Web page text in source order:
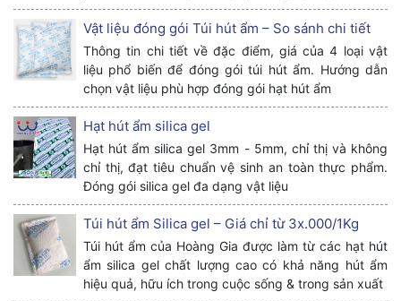
Vật liệu đóng gói Túi hút ẩm – So sánh chi tiết
Thông tin chi tiết về đặc điểm, giá của 4 loại vật
liệu phổ biến để đóng gói túi hút ẩm. Hướng dẫn
chọn vật liệu phù hợp đóng gói hạt hút ẩm
Hạt hút ẩm silica gel
Hạt hút ẩm silica gel 3mm - 5mm, chỉ thị và không
chỉ thị, đạt tiêu chuẩn vệ sinh an toàn thực phẩm.
Đóng gói silica gel đa dạng vật liệu
Túi hút ẩm Silica gel – Giá chỉ từ 3x.000/1Kg
Túi hút ẩm của Hoàng Gia được làm từ các hạt hút
ẩm silica gel chất lượng cao có khả năng hút ẩm
hiệu quả, hữu ích trong cuộc sống & trong sản xuất